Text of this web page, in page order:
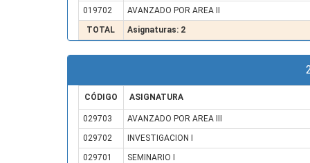
019702
AVANZADO POR AREA II
TOTAL
Asignaturas: 2
CÓDIGO ASIGNATURA
029703
AVANZADO POR AREA III
029702
INVESTIGACION I
029701
SEMINARIO I